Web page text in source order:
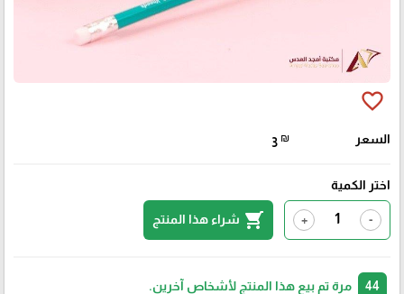
favorite_border
السعر 3 ₪
اختر الكمية
-
+
shopping_cart شراء هذا المنتج
مرة تم بيع هذا المنتج لأشخاص آخرين.